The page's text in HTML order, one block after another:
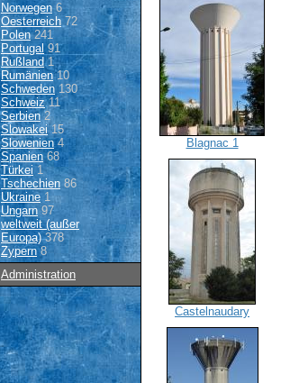
Norwegen6
Oesterreich 72
Polen241
Portugal 91
Rußland1
Rumänien10
Schweden 130
Schweiz11
Serbien2
Slowakei15
Slowenien4
Spanien 68
Türkei 1
Tschechien 86
Ukraine 1
Ungarn97
weltweit (außer
Europa)378
Zypern8
Administration
Blagnac 1
Castelnaudary